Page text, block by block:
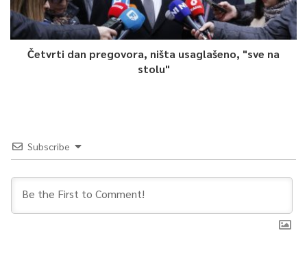
Četvrti dan pregovora, ništa usaglašeno, "sve na
stolu"
Subscribe